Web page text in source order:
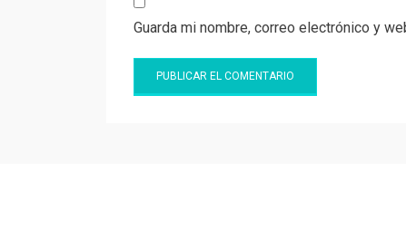
Guarda mi nombre, correo electrónico y